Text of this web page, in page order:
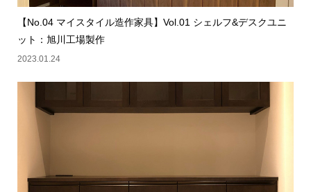
【No.04 マイスタイル造作家具】Vol.01 シェルフ&デスクユニ
ット：旭川工場製作
2023.01.24